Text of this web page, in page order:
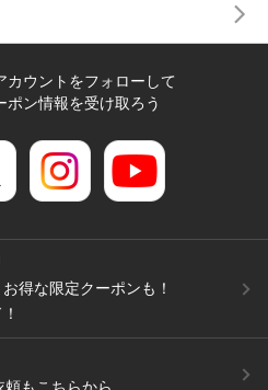
カウントをフォローして
ポン情報を受け取ろう
得な限定クーポンも！